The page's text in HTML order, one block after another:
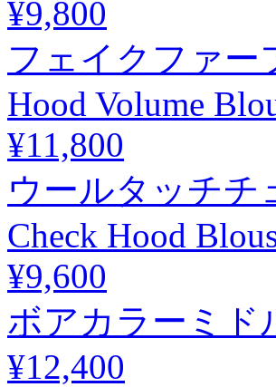
¥9,800
フェイクファー
Hood Volume
¥11,800
ウールタッチチ
Check Hood
¥9,600
ボアカラーミド
¥12,400